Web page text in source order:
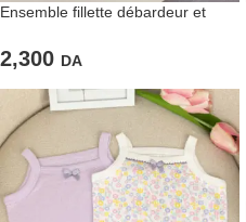
Ensemble fillette débardeur et
2,300 DA